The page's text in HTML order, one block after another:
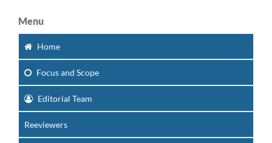
Menu
Home
Focusand Scope
Editorial Team
Reeviewers